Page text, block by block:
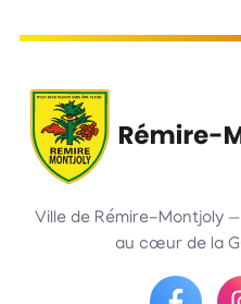
Ville de Rémire-Montjoly
au cœur de la